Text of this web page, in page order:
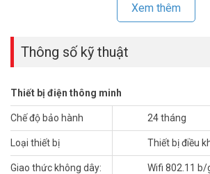
Chỉ với điện thoại thông minh có thể kiểm
IR
Xem thêm
Thông số kỹ thuật
Thiết bị điện thông minh
Chế độ bảo hành 24 tháng
Loại thiết bị Thiết bị điều
Giao thức không dây: Wifi 802.11 b/